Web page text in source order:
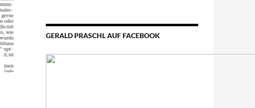
GERALD PRASCHL AUF FACEBOOK